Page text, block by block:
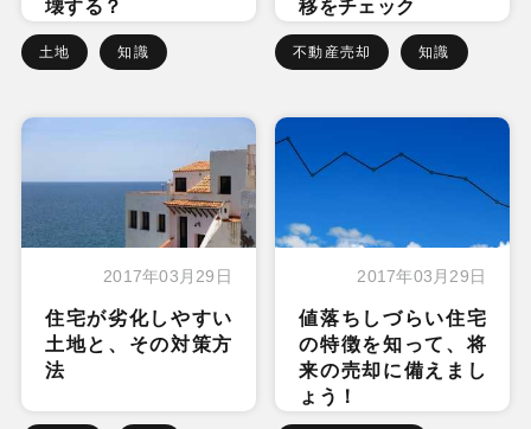
壊する？
土地 知識
移をチェック
不動産売却 知識
2017年03月29日
住宅が劣化しやすい
土地と、その対策方
法
2017年03月29日
値落ちしづらい住宅
の特徴を知って、将
来の売却に備えまし
ょう！